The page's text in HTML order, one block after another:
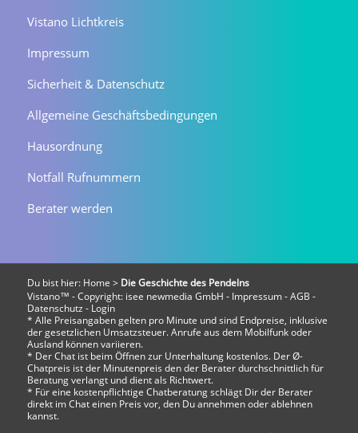
Vistano Lichtkreis
Impressum
Sicherheit & Datenschutz
Allgemeine Geschäftsbedingungen
Hausordnung
Notfall Rufnummern
Berater werden
Du bist hier: Home > Die Geschichte des Pendelns
Vistano™ - Copyright: isee newmedia GmbH - Impressum-AGB -
Datenschutz - Login
* Alle Preisangaben gelten pro Minute und sind Endpreise, inklusive
der gesetzlichen Umsatzsteuer. Anrufe aus dem Mobilfunk oder
Ausland können variieren.
* Der Chat ist beim Öffnen zur Unterhaltung kostenlos. Der Ø-
Chatpreis ist der Minutenpreis den der Berater durchschnittlich für
Beratung verlangt und dient als Richtwert.
* Für eine kostenpflichtige Chatberatung schlägt Dir der Berater
direkt im Chat einen Preis vor, den Du annehmen oder ablehnen
kannst.